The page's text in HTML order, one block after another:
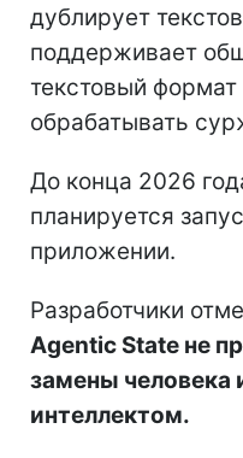
дублирует
поддерживает
текстовый
обрабатывать
До конца 2026
планируется
приложении.
Разработчики
Agentic State не
замены человека
интеллектом.